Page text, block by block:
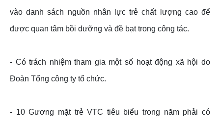
vào danh sách nguồn nhân lực trẻ chất lượng cao để
được quan tâm bồi dưỡng và đề bạt trong công tác.
- Có trách nhiệm tham gia một số hoạt động xã hội do
Đoàn Tổng công ty tổ chức.
- 10 Gương mặt trẻ VTC tiêu biểu trong năm phải có